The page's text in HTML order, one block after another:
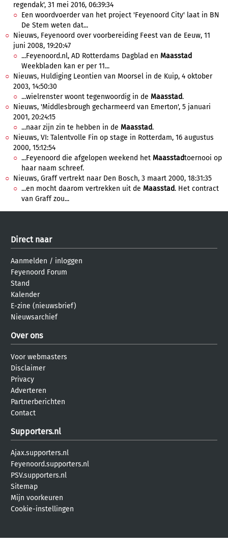
regendak', 31 mei 2016, 06:39:34
Een woordvoerder van het project 'Feyenoord City' laat in BN
De Stem weten dat...
Nieuws, Feyenoord over voorbereiding Feest van de Eeuw, 11
juni 2008, 19:20:47
...Feyenoord.nl, AD Rotterdams Dagblad en Maasstad
Weekbladen kan er per 11...
Nieuws, Huldiging Leontien van Moorsel in de Kuip, 4 oktober
2003, 14:50:30
...wielrenster woont tegenwoordig in de Maasstad.
Nieuws, 'Middlesbrough gecharmeerd van Emerton', 5 januari
2001, 20:24:15
...naar zijn zin te hebben in de Maasstad.
Nieuws, VI: Talentvolle Fin op stage in Rotterdam, 16 augustus
2000, 15:12:54
...Feyenoord die afgelopen weekend het Maasstadtoernooi op
haar naam schreef.
Nieuws, Graff vertrekt naar Den Bosch, 3 maart 2000, 18:31:35
...en mocht daarom vertrekken uit de Maasstad. Het contract
van Graff zou...
Direct naar
Aanmelden / inloggen
Feyenoord Forum
Stand
Kalender
E-zine (nieuwsbrief)
Nieuwsarchief
Over ons
Voor webmasters
Disclaimer
Privacy
Adverteren
Partnerberichten
Contact
Supporters.nl
Ajax.supporters.nl
Feyenoord.supporters.nl
PSV.supporters.nl
Sitemap
Mijn voorkeuren
Cookie-instellingen